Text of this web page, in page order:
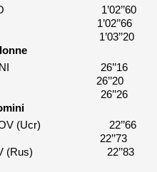
1’02’’60
1’02’’66
1’03’’20
26’’16
26’’20
26’’26
(Ucr) 22’’66
22’’73
(Rus) 22’’83